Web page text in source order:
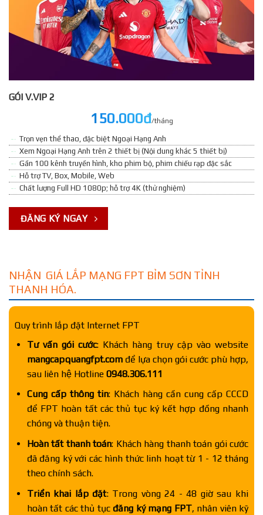
GÓI V.VIP 2
150.000đ/tháng
Trọn vẹn thể thao, đặc biệt Ngoại Hạng Anh
Xem Ngoại Hạng Anh trên 2 thiết bị (Nội dung khác 5 thiết bị)
Gần 100 kênh truyền hình, kho phim bộ, phim chiếu rạp đặc sắc
Hỗ trợ TV, Box, Mobile, Web
Chất lượng Full HD 1080p; hỗ trợ 4K (thử nghiệm)
ĐĂNG KÝ NGAY
NHẬN GIÁ LẮP MẠNG FPT BỈM SƠN TỈNH
THANH HÓA.
Quy trình lắp đặt Internet FPT
Tư vấn gói cước: Khách hàng truy cập vào website
mangcapquangfpt.comđể lựa chọn gói cước phù hợp,
sau liên hệ Hotline 0948.306.111
Cung cấp thông tin: Khách hàng cần cung cấp CCCD
để FPT hoàn tất các thủ tục ký kết hợp đồng nhanh
chóng và thuận tiện.
Hoàn tất thanh toán: Khách hàng thanh toán gói cước
đã đăng ký với các hình thức linh hoạt từ 1 - 12 tháng
theo chính sách.
Triển khai lắp đặt: Trong vòng 24 - 48 giờ sau khi
hoàn tất các thủ tục đăng ký mạng FPT, nhân viên kỹ